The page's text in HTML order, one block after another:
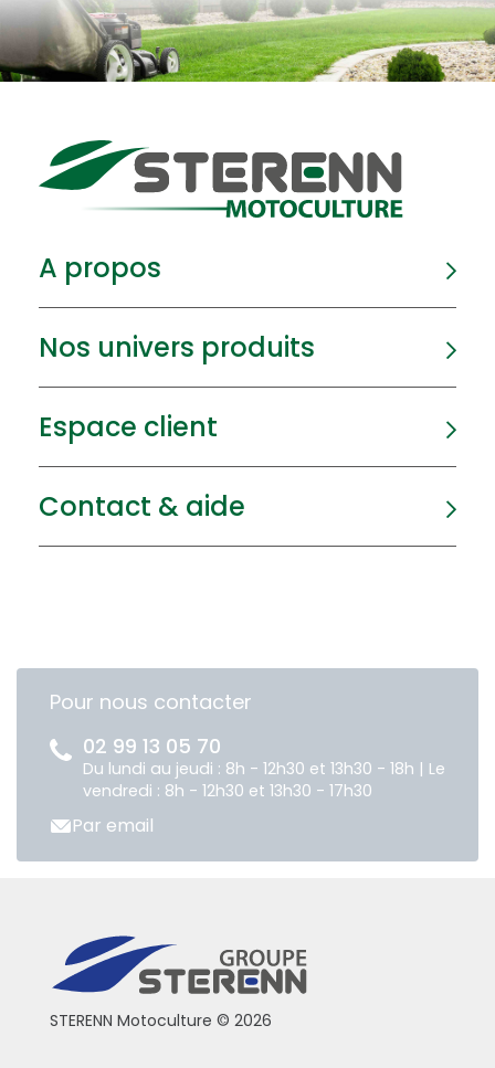
A propos
Nos univers produits
Espace client
Contact & aide
Pour nous contacter
02 99 13 05 70
Du lundi au jeudi : 8h - 12h30 et 13h30 - 18h | Le
vendredi : 8h - 12h30 et 13h30 - 17h30
Par email
STERENN Motoculture © 2026